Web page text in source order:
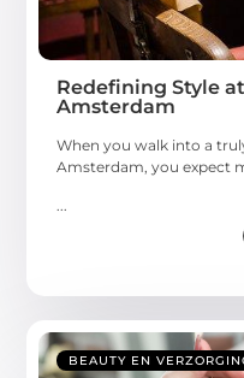
Redefining Style
Amsterdam
When you walk into a
Amsterdam, you expect
BEAUTY EN